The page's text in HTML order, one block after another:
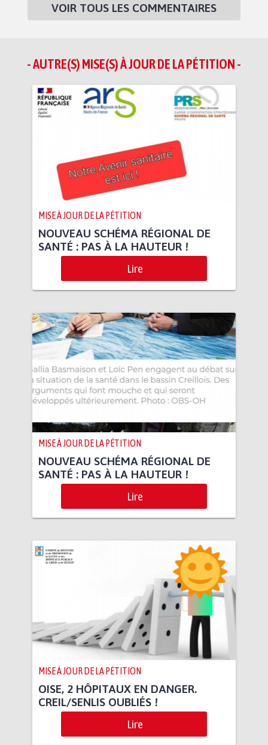
VOIR TOUS LES COMMENTAIRES
- AUTRE(S) MISE(S) À JOUR DE LA PÉTITION -
MISE À JOUR DE LA PÉTITION
NOUVEAU SCHÉMA RÉGIONAL DE
SANTÉ : PAS À LA HAUTEUR !
Lire
MISE À JOUR DE LA PÉTITION
NOUVEAU SCHÉMA RÉGIONAL DE
SANTÉ : PAS À LA HAUTEUR !
Lire
MISE À JOUR DE LA PÉTITION
OISE, 2 HÔPITAUX EN DANGER.
CREIL/SENLIS OUBLIÉS !
Lire